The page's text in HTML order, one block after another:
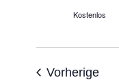
Kostenlos
Vorherige